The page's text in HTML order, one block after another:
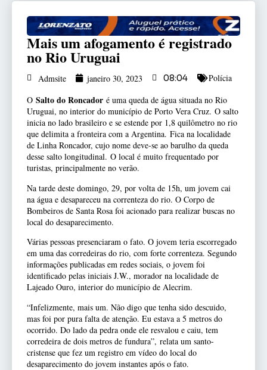
Mais um afogamento é registrado
no Rio Uruguai
Admsite janeiro 30, 2023 08:04
Polícia
O Salto do Roncador é uma queda de água situada no Rio
Uruguai, no interior do município de Porto Vera Cruz. O salto
inicia no lado brasileiro e se estende por 1,8 quilômetro no rio
que delimita a fronteira com a Argentina. Fica na localidade
de Linha Roncador, cujo nome deve-se ao barulho da queda
desse salto longitudinal. O local é muito frequentado por
turistas, principalmente no verão.
Na tarde deste domingo, 29, por volta de 15h, um jovem cai
na água e desapareceu na correnteza do rio. O Corpo de
Bombeiros de Santa Rosa foi acionado para realizar buscas no
local do desaparecimento.
Várias pessoas presenciaram o fato. O jovem teria escorregado
em uma das corredeiras do rio, com forte correnteza. Segundo
informações publicadas em redes sociais, o jovem foi
identificado pelas iniciais J.W., morador na localidade de
Lajeado Ouro, interior do município de Alecrim.
“Infelizmente, mais um. Não digo que tenha sido descuido,
mas foi por pura falta de atenção. Eu estava a 5 metros do
ocorrido. Do lado da pedra onde ele resvalou e caiu, tem
corredeira de dois metros de fundura”, relata um santo-
cristense que fez um registro em vídeo do local do
desaparecimento do jovem instantes após o fato.